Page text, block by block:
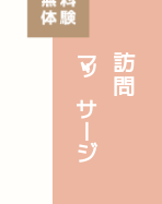
訪問
マッサージ